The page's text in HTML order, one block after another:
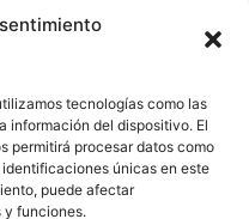
tecnologías como las
información del dispositivo. El
permitirá procesar datos como
únicas en este
puede afectar
y funciones.